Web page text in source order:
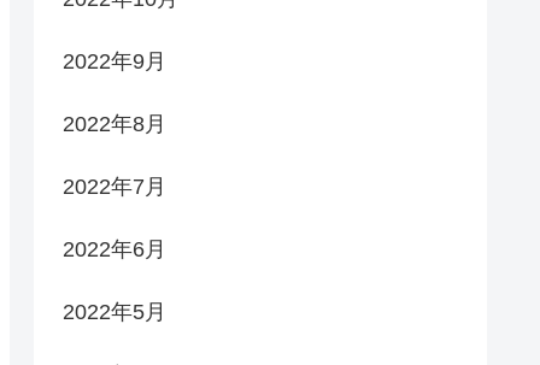
2022年9月
2022年8月
2022年7月
2022年6月
2022年5月